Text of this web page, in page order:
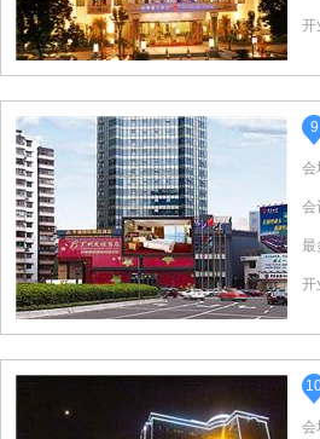
开
9
会
会
最
开
会